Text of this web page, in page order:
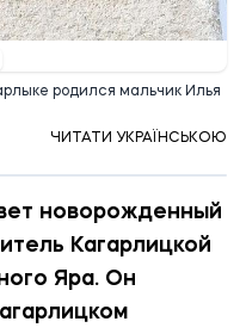
родился мальчик Илья
ЧИТАТИ УКРАЇНСЬКОЮ
новорожденный
Кагарлицкой
Яра. Он